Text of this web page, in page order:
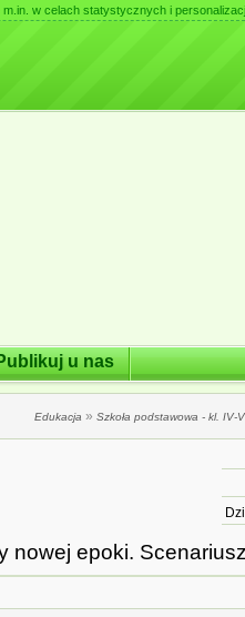
w celach statystycznych i
u nas
Edukacja » Szkoła podstawowa - kl. IV-
nowej epoki.